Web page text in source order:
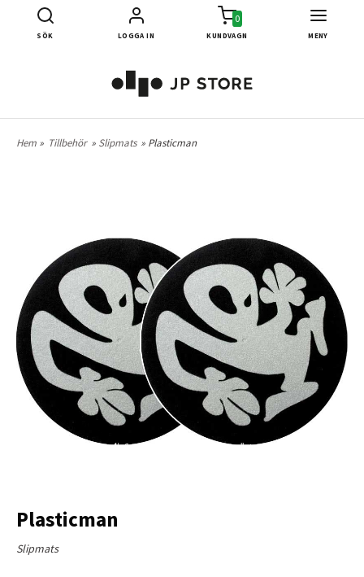
SÖK LOGGA IN
0
KUNDVAGN MENY
Hem » Tillbehör » Slipmats » Plasticman
Plasticman
Slipmats